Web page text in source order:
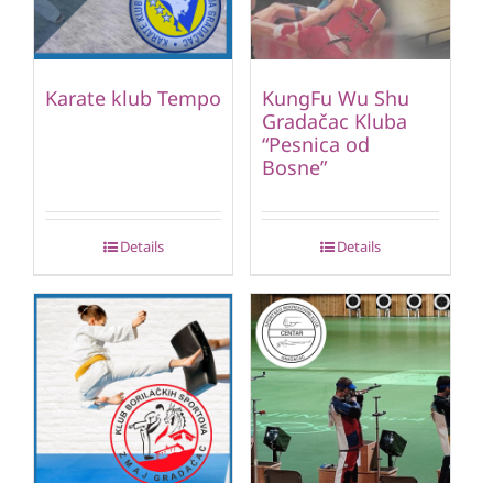
Karate klub Tempo
Details
KungFu Wu Shu
Gradačac Kluba
“Pesnica od
Bosne”
Details